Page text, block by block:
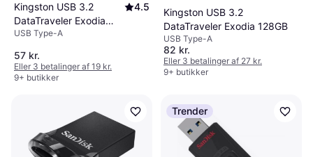
Kingston USB 3.2
DataTraveler Exodia
64GB
4.5
USB Type-A
57 kr.
Eller 3 betalinger af 19 kr.
9+ butikker
Kingston USB 3.2
DataTraveler Exodia 128GB
USB Type-A
82 kr.
Eller 3 betalinger af 27 kr.
9+ butikker
Trender